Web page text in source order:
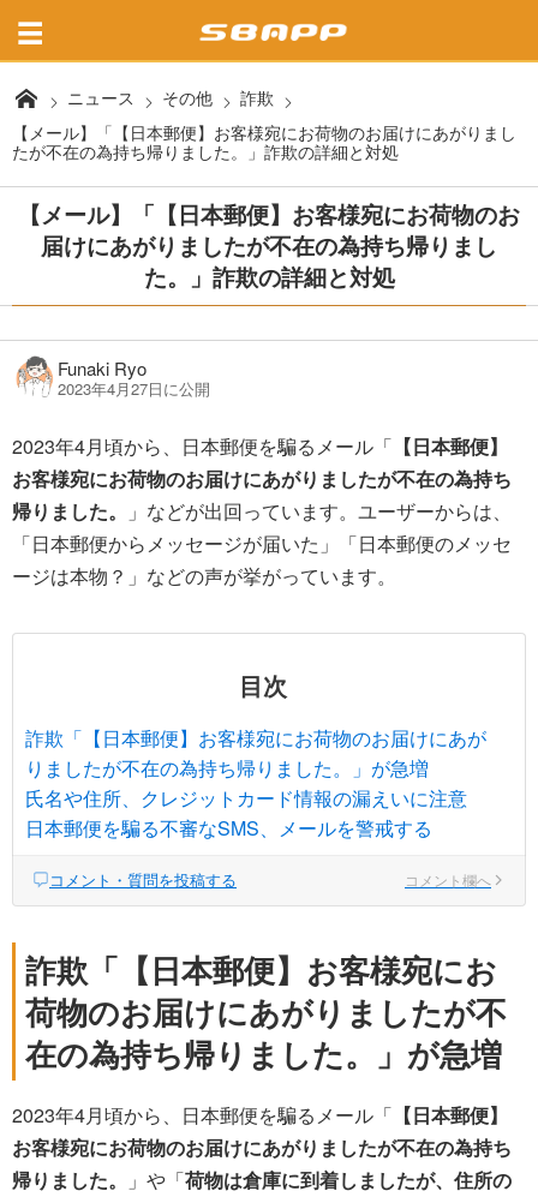
ニュース その他
詐欺
【メール】「【日本郵便】お客様宛にお荷物のお届けにあがりまし
たが不在の為持ち帰りました。」詐欺の詳細と対処
【メール】「【日本郵便】お客様宛にお荷物のお
届けにあがりましたが不在の為持ち帰りまし
た。」詐欺の詳細と対処
Funaki Ryo
2023年4月27日に公開
2023年4月頃から、日本郵便を騙るメール「 【日本郵便】
お客様宛にお荷物のお届けにあがりましたが不在の為持ち
帰りました。
」などが出回っています。ユーザーからは、
「日本郵便からメッセージが届いた」「日本郵便のメッセ
ージは本物？」などの声が挙がっています。
目次
詐欺「【日本郵便】お客様宛にお荷物のお届けにあが
りましたが不在の為持ち帰りました。」が急増
氏名や住所、クレジットカード情報の漏えいに注意
日本郵便を騙る不審なSMS、メールを警戒する
コメント・質問を投稿する コメント欄へ
詐欺「【日本郵便】お客様宛にお
荷物のお届けにあがりましたが不
在の為持ち帰りました。」が急増
2023年4月頃から、日本郵便を騙るメール「 【日本郵便】
お客様宛にお荷物のお届けにあがりましたが不在の為持ち
帰りました。
」や「荷物は倉庫に到着しましたが、住所の